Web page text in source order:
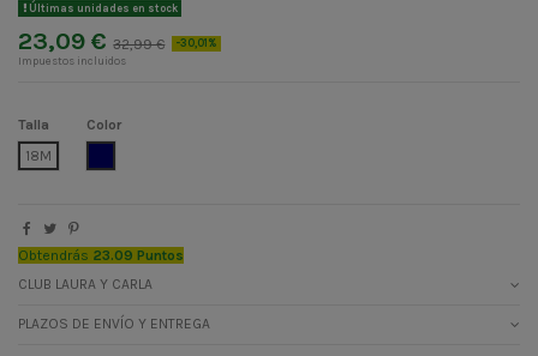
Últimas unidades en stock
23,09 € 32,99 € -30,01%
Impuestos incluidos
Talla
18M
Color
Obtendrás 23.09 Puntos
CLUB LAURA Y CARLA
PLAZOS DE ENVÍO Y ENTREGA